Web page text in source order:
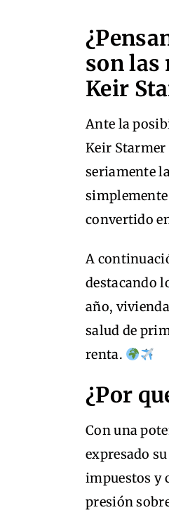
son las
Keir
Ante la
Keir
seriamente
simplemente
convertido
A
destacando
año,
salud de
renta.
¿Por
Con una
expresado
impuestos y
presión